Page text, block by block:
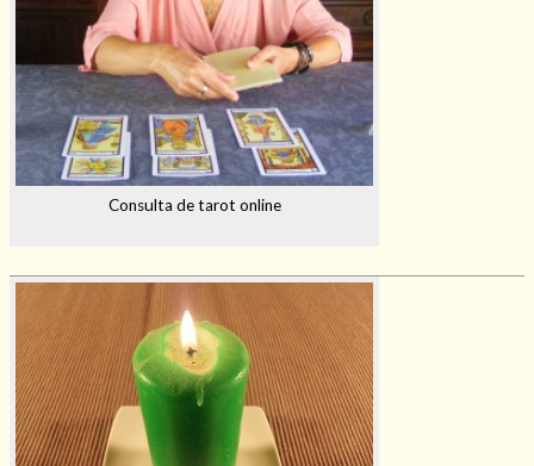
Consulta de tarot online